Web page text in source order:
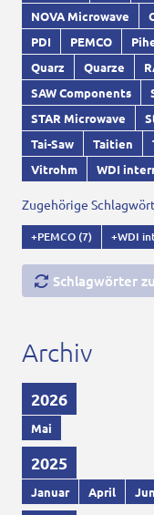
NOVA Microwave
PDI
PEMCO
Quarz
Quarze
SAW Components
STAR Microwave
Tai-Saw
Taitien
Vitrohm
WDI
Zugehörige
+PEMCO (7) +WDI
Schlagwörter
Archiv
2026
Mai
2025
Januar April